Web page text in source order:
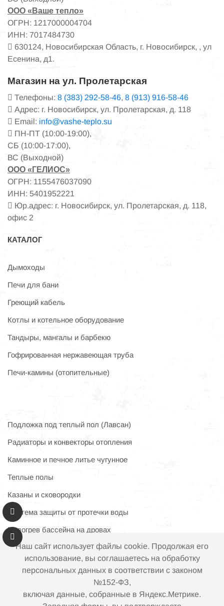
ООО «Ваше тепло»
ОГРН: 1217000004704
ИНН: 7017484730
630124, Новосибирская Область, г. Новосибирск, , ул
Есенина, д1.
Магазин на ул. Пролетарская
Телефоны: 8 (383) 292-58-46, 8 (913) 916-58-46
Адрес: г. Новосибирск, ул. Пролетарская, д. 118
Email: info@vashe-teplo.su
ПН-ПТ (10:00-19:00),
СБ (10:00-17:00),
ВС (Выходной)
ООО «ГЕЛИОС»
ОГРН: 1155476037090
ИНН: 5401952221
Юр.адрес: г. Новосибирск, ул. Пролетарская, д. 118,
офис 2
КАТАЛОГ
Дымоходы
Печи для бани
Греющий кабель
Котлы и котельное оборудование
Тандыры, мангалы и барбекю
Гофрированная нержавеющая труба
Печи-камины (отопительные)
Подложка под теплый пол (Лавсан)
Радиаторы и конвекторы отопления
Каминное и печное литье чугунное
Теплые полы
Казаны и сковородки
Система защиты от протечки воды
Подогрев бассейна на дровах
Информация на сайте не является публичной офертой.
Наличие и цены товара могут меняться, просьба
уточнять у менеджера при подтверждении заказа.
Наш сайт использует файлы cookie. Продолжая его
использование, вы соглашаетесь на обработку
персональных данных в соответствии с законом
№152-ФЗ,
включая данные, собранные в Яндекс.Метрике.